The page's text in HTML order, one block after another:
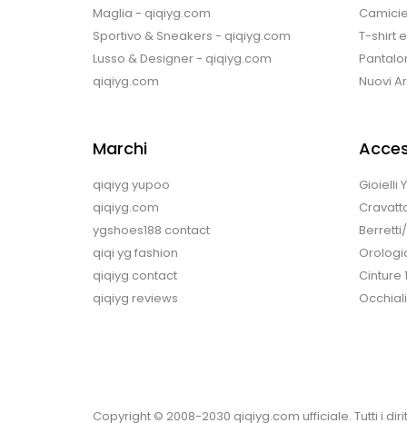
Maglia - qiqiyg.com
Sportivo & Sneakers - qiqiyg.com
Lusso & Designer - qiqiyg.com
qiqiyg.com
Marchi
qiqiyg yupoo
qiqiyg.com
ygshoes188 contact
qiqi yg fashion
qiqiyg contact
qiqiyg reviews
T-shirt
Nuovi
Gioielli
Cinture
Occhiali
Copyright © 2008-2030 qiqiyg.com ufficiale. Tutti i